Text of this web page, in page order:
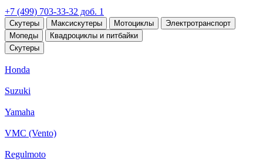
+7 (499) 703-33-32 доб. 1
Скутеры Максискутеры Мотоциклы
Электротранспорт
Мопеды
Квадроциклы и питбайки
Скутеры
Honda
Suzuki
Yamaha
VMC (Vento)
Regulmoto